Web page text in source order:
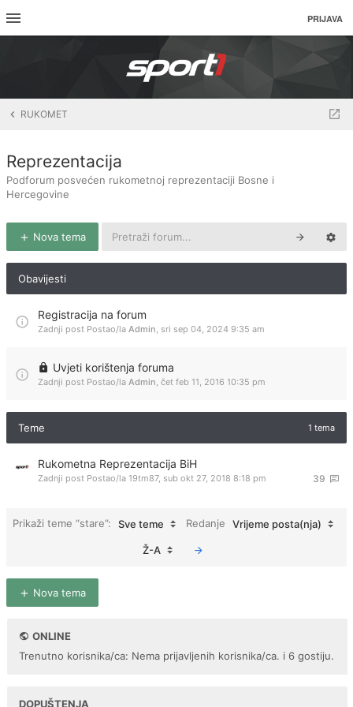
PRIJAVA
RUKOMET
Reprezentacija
Podforum posvećen rukometnoj reprezentaciji Bosne i
Hercegovine
Nova tema
Obavijesti
Registracija na forum
Zadnji post Postao/la Admin, sri sep 04, 2024 9:35 am
Uvjeti korištenja foruma
Zadnji post Postao/la Admin, čet feb 11, 2016 10:35 pm
Teme 1 tema
Rukometna Reprezentacija BiH
39
Zadnji post Postao/la 19tm87, sub okt 27, 2018 8:18 pm
Prikaži teme “stare”: Sve teme Redanje Vrijeme posta(nja)
Ž-A
Nova tema
ONLINE
Trenutno korisnika/ca: Nema prijavljenih korisnika/ca. i 6 gostiju.
DOPUŠTENJA